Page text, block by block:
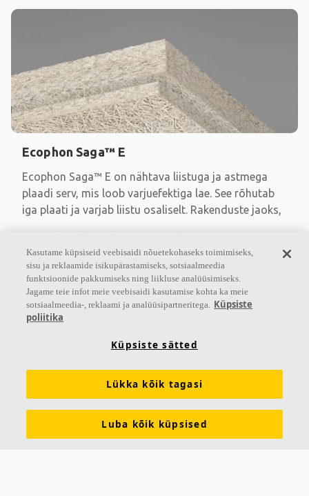
Ecophon Saga™ E
Ecophon Saga™ E on nähtava liistuga ja astmega
plaadi serv, mis loob varjuefektiga lae. See rõhutab
iga plaati ja varjab liistu osaliselt. Rakenduste jaoks,
Värvitud või naturaalne serv
Varjuefektiga, hõlpsasti lahtivõetav
Ecophon Saga™ E A2
Kasutame küpsiseid veebisaidi nõuetekohaseks toimimiseks,
sisu ja reklaamide isikupärastamiseks, sotsiaalmeedia
funktsioonide pakkumiseks ning liikluse analüüsimiseks.
Jagame teie infot meie veebisaidi kasutamise kohta ka meie
sotsiaalmeedia-, reklaami ja analüüsipartneritega. Küpsiste
poliitika
Küpsiste sätted
Lükka kõik tagasi
Luba kõik küpsised